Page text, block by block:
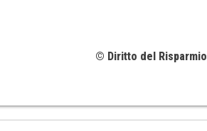
© Diritto del Risparmio